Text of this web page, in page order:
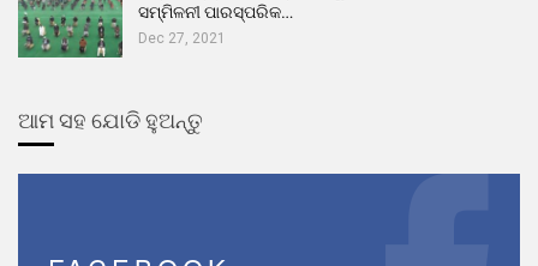
ସମ୍ମିଳନୀ ପାରସ୍ପରିକ…
Dec 27, 2021
ଆମ ସହ ଯୋଡି ହୁଅନ୍ତୁ